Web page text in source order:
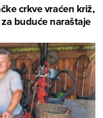
crkve vraćen križ,
buduće naraštaje